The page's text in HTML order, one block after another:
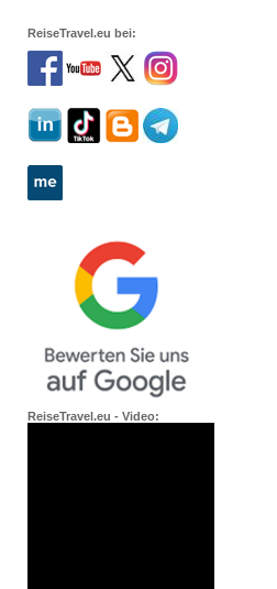
ReiseTravel.eu bei:
ReiseTravel.eu - Video: